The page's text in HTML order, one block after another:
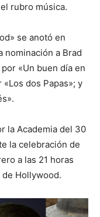
rubro música.
se anotó en
nominación a Brad
«Un buen día en
dos Papas»; y
la Academia del 30
la celebración de
a las 21 horas
Hollywood.